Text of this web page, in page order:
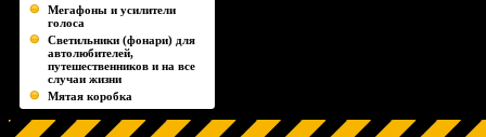
Мегафоны и усилители
голоса
Светильники (фонари) для
автолюбителей,
путешественников и на все
случаи жизни
Мятая коробка